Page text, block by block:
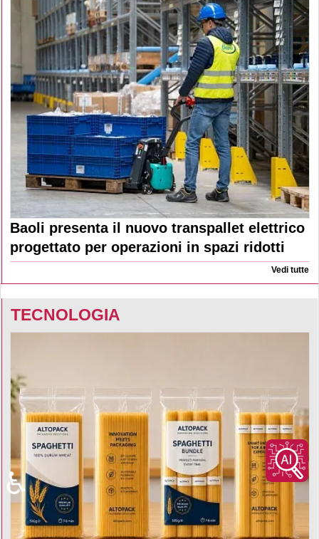
Baoli presenta il nuovo transpallet elettrico
progettato per operazioni in spazi ridotti
Vedi tutte
TECNOLOGIA